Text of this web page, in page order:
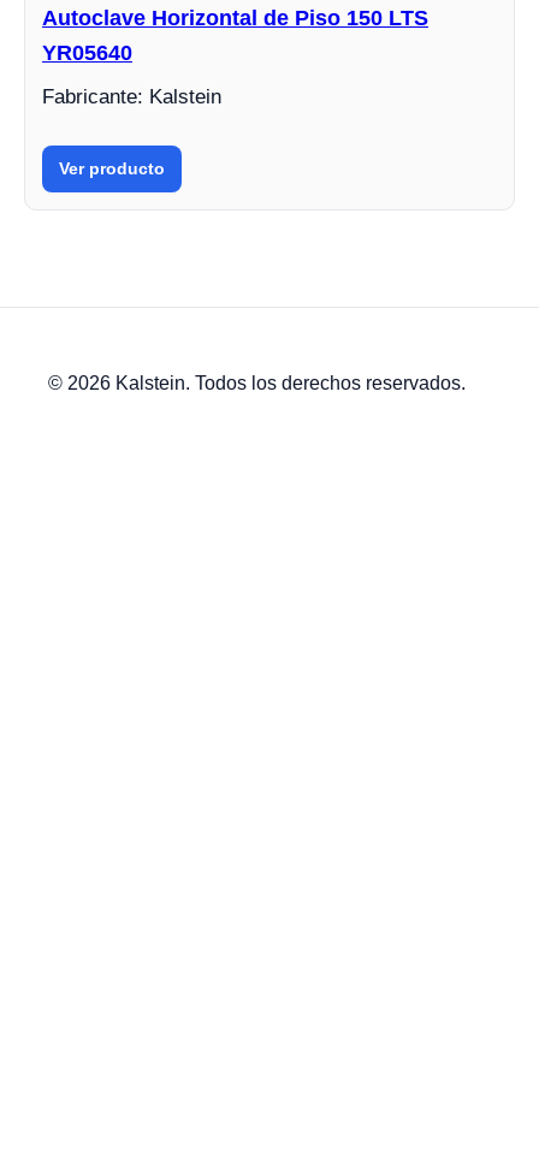
Autoclave Horizontal de Piso 150 LTS
YR05640
Fabricante: Kalstein
Ver producto
© 2026 Kalstein. Todos los derechos reservados.